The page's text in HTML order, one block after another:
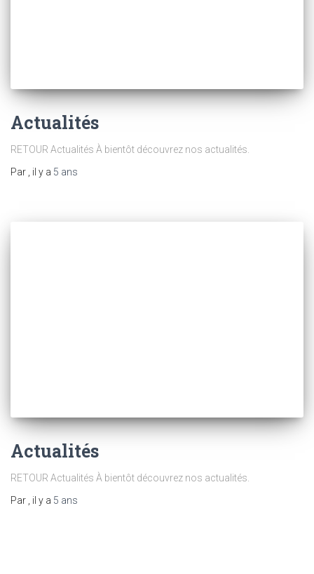
Actualités
RETOUR Actualités À bientôt découvrez nos actualités.
Par , il y a 5 ans
Actualités
RETOUR Actualités À bientôt découvrez nos actualités.
Par
, il y a 5 ans